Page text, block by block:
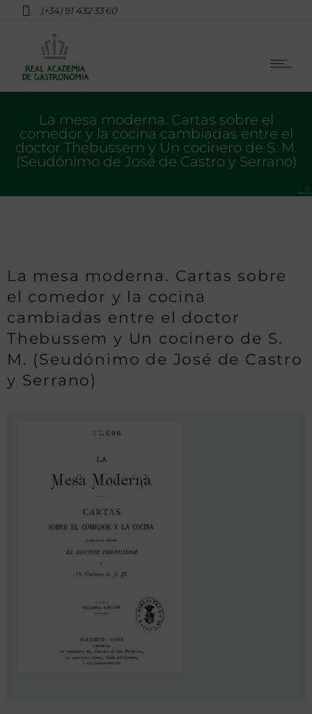
(+34) 91 432 33 60
La mesa moderna. Cartas sobre el
comedor y la cocina cambiadas entre el
doctor Thebussem y Un cocinero de S. M.
(Seudónimo de José de Castro y Serrano)
La mesa moderna. Cartas sobre
el comedor y la cocina
cambiadas entre el doctor
Thebussem y Un cocinero de S.
M. (Seudónimo de José de Castro
y Serrano)